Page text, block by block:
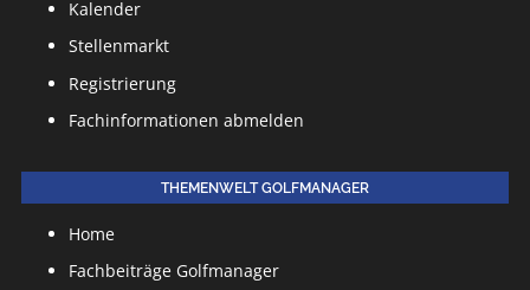
Kalender
Stellenmarkt
Registrierung
Fachinformationen abmelden
THEMENWELT GOLFMANAGER
Home
Fachbeiträge Golfmanager